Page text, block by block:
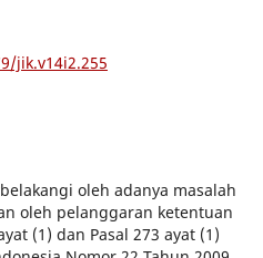
jik.v14i2.255
oleh adanya masalah
oleh pelanggaran ketentuan
(1) dan Pasal 273 ayat (1)